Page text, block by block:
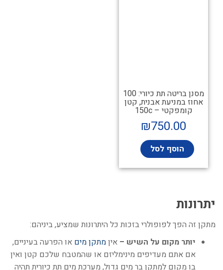
מסנן בריטה תת כיורי: 100
אחוז במניעת אבנית, קטן
קומפקטי – 150c
₪750.00
הוסף לסל
יתרונות
מתקן זה הפך לפופולרי בזכות כל היתרונות שמציע, ביניהם:
יותר מקום על השיש – איןמתקן מים או הפרעה בעיניים,
אם אתם מעדיפים מינימליזם או שהמטבח שלכם קטן ואין
בו מקום למתקן בר מים גדול, מערכת מים תת כיורית תהיה